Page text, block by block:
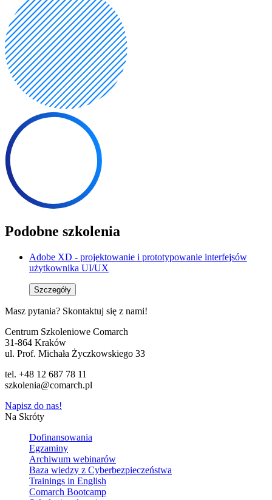
Podobne szkolenia
Adobe XD - projektowanie i prototypowanie interfejsów
użytkownika UI/UX
Szczegóły
Masz pytania? Skontaktuj się z nami!
Centrum Szkoleniowe Comarch
31-864 Kraków
ul. Prof. Michała Życzkowskiego 33
tel. +48 12 687 78 11
szkolenia@comarch.pl
Napisz do nas!
Na Skróty
Dofinansowania
Egzaminy
Archiwum webinarów
Baza wiedzy z Cyberbezpieczeństwa
Trainings in English
Comarch Bootcamp